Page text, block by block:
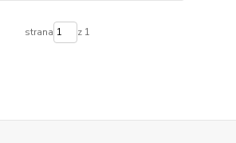
strana z 1